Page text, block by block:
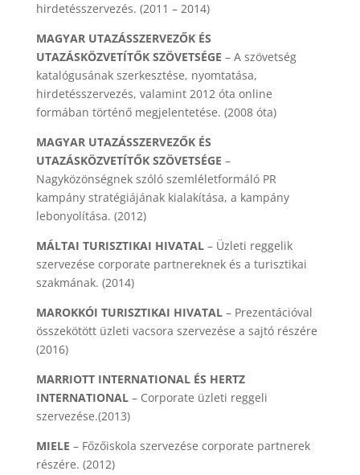
hirdetésszervezés. (2011 – 2014)
MAGYAR UTAZÁSSZERVEZŐK ÉS
UTAZÁSKÖZVETÍTŐK SZÖVETSÉGE – A szövetség
katalógusának szerkesztése, nyomtatása,
hirdetésszervezés, valamint 2012 óta online
formában történő megjelentetése. (2008 óta)
MAGYAR UTAZÁSSZERVEZŐK ÉS
UTAZÁSKÖZVETÍTŐK SZÖVETSÉGE –
Nagyközönségnek szóló szemléletformáló PR
kampány stratégiájának kialakítása, a kampány
lebonyolítása. (2012)
MÁLTAI TURISZTIKAI HIVATAL – Üzleti reggelik
szervezése corporate partnereknek és a turisztikai
szakmának. (2014)
MAROKKÓI TURISZTIKAI HIVATAL– Prezentációval
összekötött üzleti vacsora szervezése a sajtó részére
(2016)
MARRIOTT INTERNATIONAL ÉS HERTZ
INTERNATIONAL– Corporate üzleti reggeli
szervezése.(2013)
MIELE – Főzőiskola szervezése corporate partnerek
részére. (2012)